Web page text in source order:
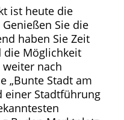
ist heute die
Sie die
haben Sie Zeit
die Möglichkeit
es weiter nach
Stadt am
einer Stadtführung